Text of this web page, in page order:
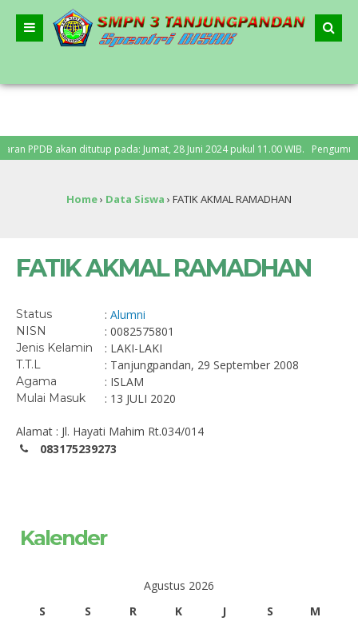
akan ditutup pada: Jumat, 28 Juni 2024 pukul 11.00 WIB. Pengumuman
Home› Data Siswa › FATIK AKMAL RAMADHAN
FATIK AKMAL RAMADHAN
Status : Alumni
NISN : 0082575801
Jenis Kelamin : LAKI-LAKI
T.T.L : Tanjungpandan, 29 September 2008
Agama : ISLAM
Mulai Masuk : 13 JULI 2020
Alamat : Jl. Hayati Mahim Rt.034/014
083175239273
Kalender
Agustus 2026
S
S R K J S
M